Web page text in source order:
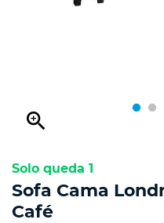
zoom_in
Solo queda 1
Sofa Cama
Café